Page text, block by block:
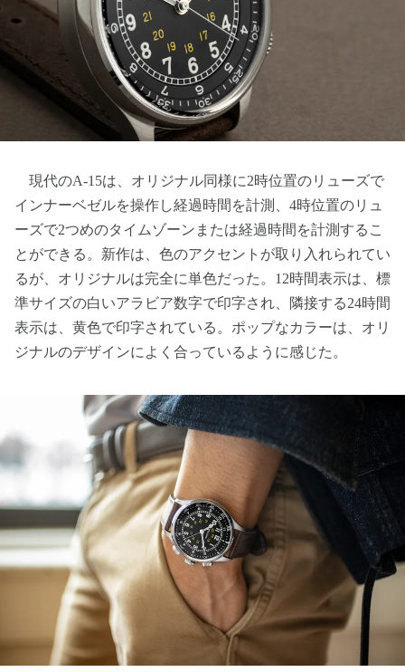
現代のA-15は、オリジナル同様に2時位置のリューズで
インナーベゼルを操作し経過時間を計測、4時位置のリュ
ーズで2つめのタイムゾーンまたは経過時間を計測するこ
とができる。新作は、色のアクセントが取り入れられてい
るが、オリジナルは完全に単色だった。12時間表示は、標
準サイズの白いアラビア数字で印字され、隣接する24時間
表示は、黄色で印字されている。ポップなカラーは、オリ
ジナルのデザインによく合っているように感じた。